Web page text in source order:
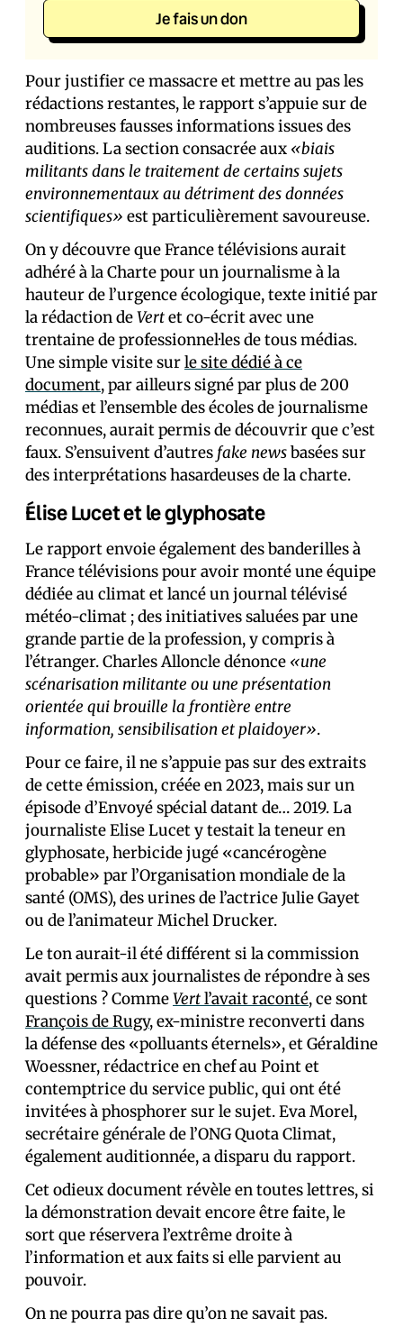
Je fais un don
Pour justifier ce massacre et mettre au pas les
rédactions restantes, le rapport s’appuie sur de
nombreuses fausses informations issues des
auditions. La section consacrée aux «biais
militants dans le traitement de certains sujets
environnementaux au détriment des données
scientifiques» est particulièrement savoureuse.
On y découvre que France télévisions aurait
adhéré à la Charte pour un journalisme à la
hauteur de l’urgence écologique, texte initié par
la rédaction deVertet co-écrit avec une
trentaine de professionnel·les de tous médias.
Une simple visite surle site dédié à ce
document, par ailleurs signé par plus de 200
médias et l’ensemble des écoles de journalisme
reconnues, aurait permis de découvrir que c’est
faux. S’ensuivent d’autres fake newsbasées sur
des interprétations hasardeuses de la charte.
Élise Lucet et le glyphosate
Le rapport envoie également des banderilles à
France télévisions pour avoir monté une équipe
dédiée au climat et lancé un journal télévisé
météo-climat ; des initiatives saluées par une
grande partie de la profession, y compris à
l’étranger. Charles Alloncle dénonce «une
scénarisation militante ou une présentation
orientée qui brouille la frontière entre
information, sensibilisation et plaidoyer».
Pour ce faire, il ne s’appuie pas sur des extraits
de cette émission, créée en 2023, mais sur un
épisode d’Envoyé spécial datant de… 2019. La
journaliste Elise Lucet y testait la teneur en
glyphosate, herbicide jugé «cancérogène
probable» par l’Organisation mondiale de la
santé (OMS), des urines de l’actrice Julie Gayet
ou de l’animateur Michel Drucker.
Le ton aurait-il été différent si la commission
avait permis aux journalistes de répondre à ses
questions ? CommeVertl’avait raconté, ce sont
François de Rugy, ex-ministre reconverti dans
la défense des «polluants éternels», et Géraldine
Woessner, rédactrice en chef au Point et
contemptrice du service public, qui ont été
invité·es à phosphorer sur le sujet. Eva Morel,
secrétaire générale de l’ONG Quota Climat,
également auditionnée, a disparu du rapport.
Cet odieux document révèle en toutes lettres, si
la démonstration devait encore être faite, le
sort que réservera l’extrême droite à
l’information et aux faits si elle parvient au
pouvoir.
On ne pourra pas dire qu’on ne savait pas.